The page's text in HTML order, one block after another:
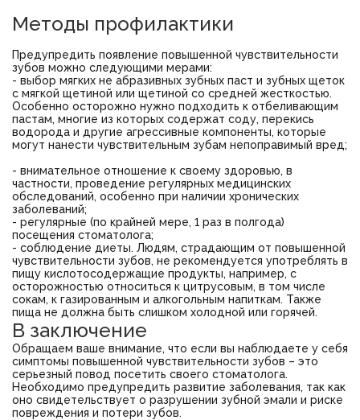
Методы профилактики
Предупредить появление повышенной чувствительности
зубов можно следующими мерами:
- выбор мягких не абразивных зубных паст и зубных щеток
с мягкой щетиной или щетиной со средней жесткостью.
Особенно осторожно нужно подходить к отбеливающим
пастам, многие из которых содержат соду, перекись
водорода и другие агрессивные компоненты, которые
могут нанести чувствительным зубам непоправимый вред;
- внимательное отношение к своему здоровью, в
частности, проведение регулярных медицинских
обследований, особенно при наличии хронических
заболеваний;
- регулярные (по крайней мере, 1 раз в полгода)
посещения стоматолога;
- соблюдение диеты. Людям, страдающим от повышенной
чувствительности зубов, не рекомендуется употреблять в
пищу кислотосодержащие продукты, например, с
осторожностью относиться к цитрусовым, в том числе
сокам, к газированным и алкогольным напиткам. Также
пища не должна быть слишком холодной или горячей.
В заключение
Обращаем ваше внимание, что если вы наблюдаете у себя
симптомы повышенной чувствительности зубов – это
серьезный повод посетить своего стоматолога.
Необходимо предупредить развитие заболевания, так как
оно свидетельствует о разрушении зубной эмали и риске
повреждения и потери зубов.